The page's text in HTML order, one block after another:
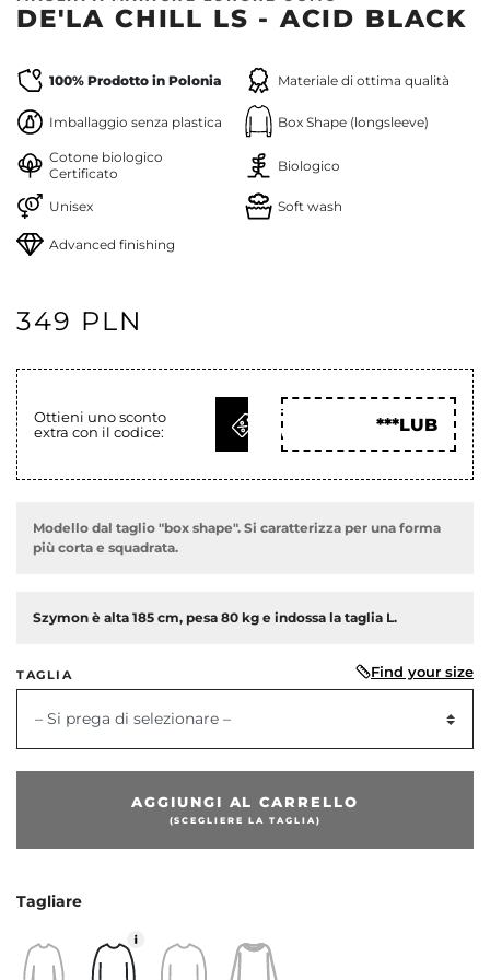
DE'LA CHILL LS - ACID BLACK
100% Prodotto in Polonia Materiale di ottima qualità
Imballaggio senza plastica Box Shape (longsleeve)
Cotone biologico
Certificato
Biologico
Unisex Soft wash
Advanced finishing
349 PLN
Ottieni uno sconto
extra con il codice:
OTTIENI
COD
***LUB
Modello dal taglio "box shape". Si caratterizza per una forma
più corta e squadrata.
Szymon è alta 185 cm, pesa 80 kg e indossa la taglia L.
TAGLIA Find your size
– Si prega di selezionare –
AGGIUNGI AL CARRELLO
(SCEGLIERE LA TAGLIA)
Tagliare